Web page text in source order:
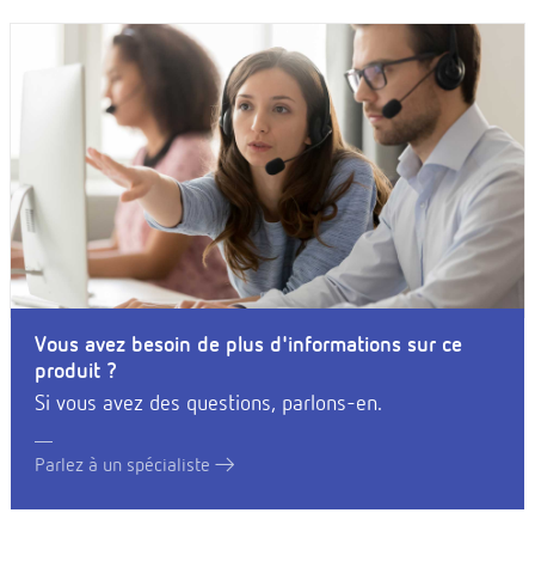
Vous avez besoin de plus d'informations sur ce
produit ?
Si vous avez des questions, parlons-en.
Parlez à un spécialiste